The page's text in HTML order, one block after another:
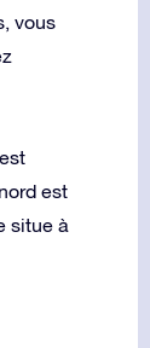
vous
est
situe à